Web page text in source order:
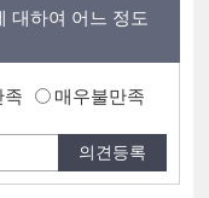
대하여 어느 정도
족 매우불만족